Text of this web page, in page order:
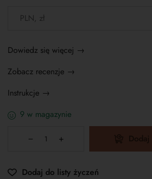
Dowiedz się więcej →
Zobacz recenzje →
Instrukcje →
9 w magazynie
Dodaj do listy życzeń